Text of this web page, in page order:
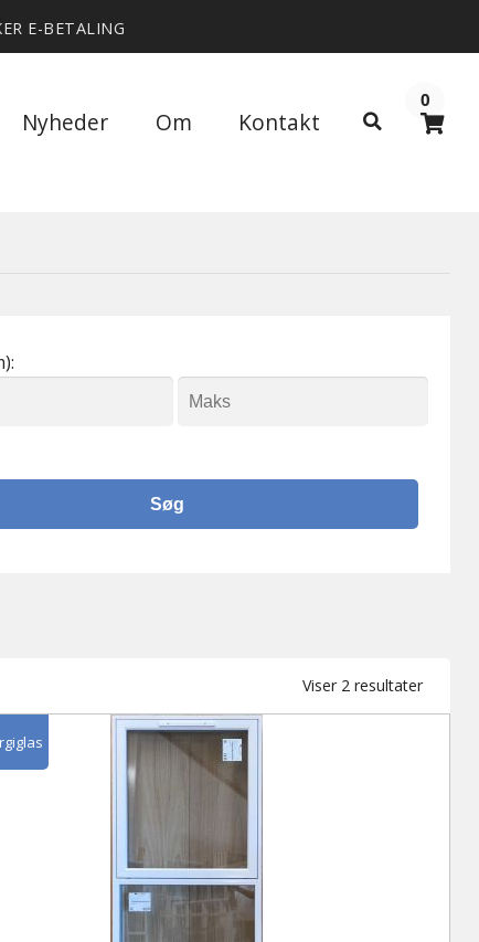
E-BETALING
Nyheder Om Kontakt
Søg
0
Viser 2 resultater
efter